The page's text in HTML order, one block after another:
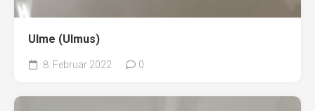
Ulme (Ulmus)
8. Februar 2022 0